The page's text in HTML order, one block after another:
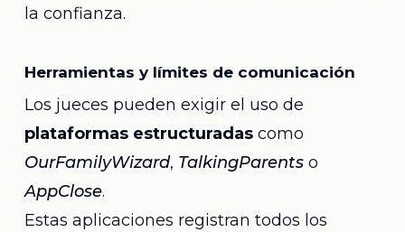
la confianza.
Herramientas y límites de comunicación
Los jueces pueden exigir el uso de
plataformas estructuradascomo
OurFamilyWizard, TalkingParentso
AppClose.
Estas aplicaciones registran todos los